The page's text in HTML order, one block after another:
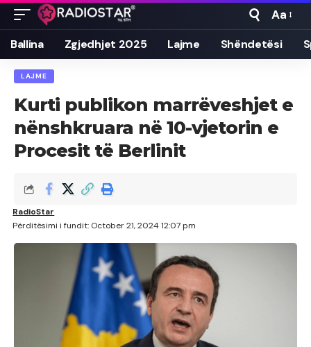
Font
Resizer
Aa
Ballina Zgjedhjet 2025 Lajme Shëndetësi
LAJME
Kurti publikon marrëveshjet e
nënshkruara në 10-vjetorin e
Procesit të Berlinit
Përditësimi i fundit: October 21, 2024 12:07 pm
RadioStar